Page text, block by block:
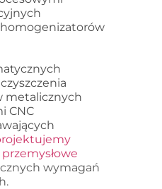
metalicznych
CNC
wymagań